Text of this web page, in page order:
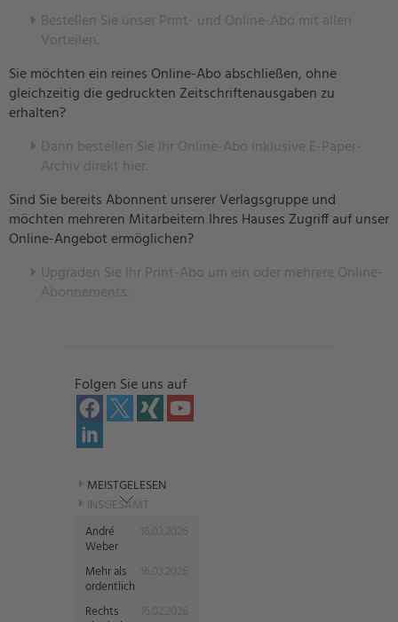
Bestellen Sie unser Print- und Online-Abo mit allen
Vorteilen.
Sie möchten ein reines Online-Abo abschließen, ohne
gleichzeitig die gedruckten Zeitschriftenausgaben zu
erhalten?
Dann bestellen Sie Ihr Online-Abo inklusive E-Paper-
Archiv direkt hier.
Sind Sie bereits Abonnent unserer Verlagsgruppe und
möchten mehreren Mitarbeitern Ihres Hauses Zugriff auf unser
Online-Angebot ermöglichen?
Upgraden Sie Ihr Print-Abo um ein oder mehrere Online-
Abonnements.
Folgen Sie uns auf
MEISTGELESEN
INSGESAMT
André
Weber
Mehr als
ordentlich
Rechts